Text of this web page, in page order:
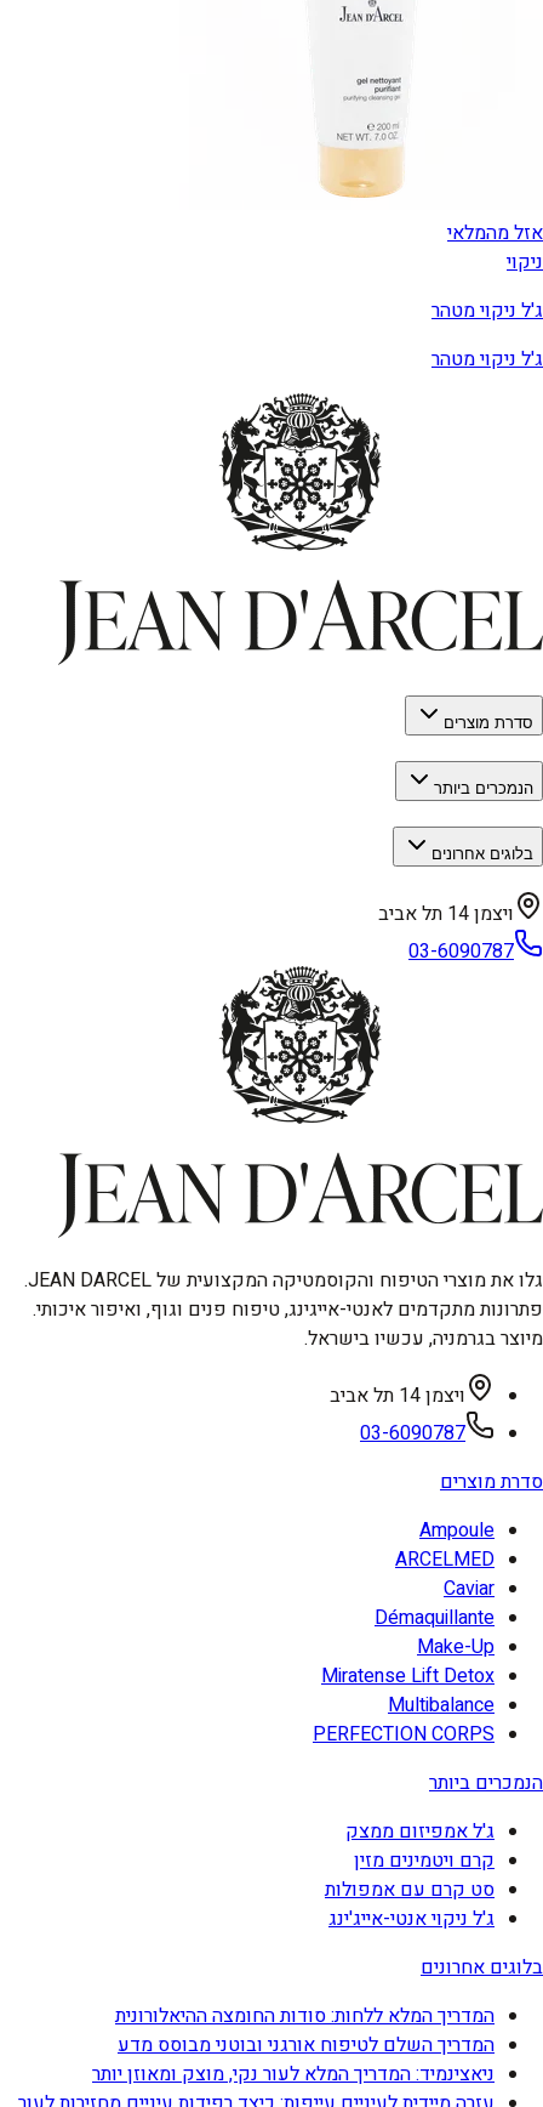
אזל מהמלאי
ניקוי
ג'ל ניקוי מטהר
ג'ל ניקוי מטהר
סדרת מוצרים
הנמכרים ביותר
בלוגים אחרונים
ויצמן 14 תל אביב
03-6090787
גלו את מוצרי הטיפוח והקוסמטיקה המקצועית של JEAN DARCEL.
פתרונות מתקדמים לאנטי-אייגינג, טיפוח פנים וגוף, ואיפור איכותי.
מיוצר בגרמניה, עכשיו בישראל.
ויצמן 14 תל אביב
03-6090787
סדרת מוצרים
Ampoule
ARCELMED
Caviar
Démaquillante
Make-Up
Miratense Lift Detox
Multibalance
PERFECTION CORPS
הנמכרים ביותר
ג'ל אמפיזום ממצק
קרם ויטמינים מזין
סט קרם עם אמפולות
ג'ל ניקוי אנטי-אייג'ינג
בלוגים אחרונים
המדריך המלא ללחות: סודות החומצה ההיאלורונית
המדריך השלם לטיפוח אורגני ובוטני מבוסס מדע
ניאצינמיד: המדריך המלא לעור נקי, מוצק ומאוזן יותר